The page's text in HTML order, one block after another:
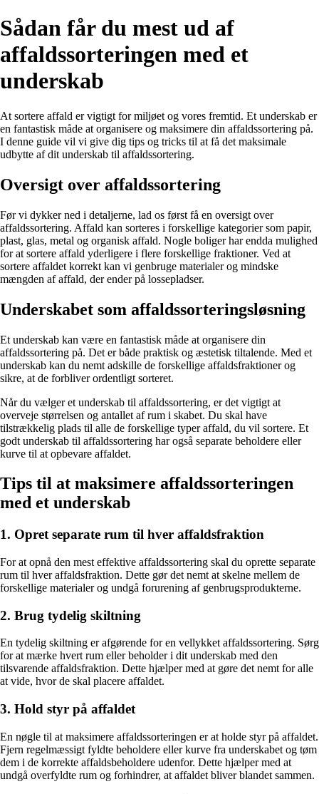
Sådan får du mest ud af
affaldssorteringen med et
underskab
At sortere affald er vigtigt for miljøet og vores fremtid. Et underskab er
en fantastisk måde at organisere og maksimere din affaldssortering på.
I denne guide vil vi give dig tips og tricks til at få det maksimale
udbytte af dit underskab til affaldssortering.
Oversigt over affaldssortering
Før vi dykker ned i detaljerne, lad os først få en oversigt over
affaldssortering. Affald kan sorteres i forskellige kategorier som papir,
plast, glas, metal og organisk affald. Nogle boliger har endda mulighed
for at sortere affald yderligere i flere forskellige fraktioner. Ved at
sortere affaldet korrekt kan vi genbruge materialer og mindske
mængden af affald, der ender på lossepladser.
Underskabet som affaldssorteringsløsning
Et underskab kan være en fantastisk måde at organisere din
affaldssortering på. Det er både praktisk og æstetisk tiltalende. Med et
underskab kan du nemt adskille de forskellige affaldsfraktioner og
sikre, at de forbliver ordentligt sorteret.
Når du vælger et underskab til affaldssortering, er det vigtigt at
overveje størrelsen og antallet af rum i skabet. Du skal have
tilstrækkelig plads til alle de forskellige typer affald, du vil sortere. Et
godt underskab til affaldssortering har også separate beholdere eller
kurve til at opbevare affaldet.
Tips til at maksimere affaldssorteringen
med et underskab
1. Opret separate rum til hver affaldsfraktion
For at opnå den mest effektive affaldssortering skal du oprette separate
rum til hver affaldsfraktion. Dette gør det nemt at skelne mellem de
forskellige materialer og undgå forurening af genbrugsprodukterne.
2. Brug tydelig skiltning
En tydelig skiltning er afgørende for en vellykket affaldssortering. Sørg
for at mærke hvert rum eller beholder i dit underskab med den
tilsvarende affaldsfraktion. Dette hjælper med at gøre det nemt for alle
at vide, hvor de skal placere affaldet.
3. Hold styr på affaldet
En nøgle til at maksimere affaldssorteringen er at holde styr på affaldet.
Fjern regelmæssigt fyldte beholdere eller kurve fra underskabet og tøm
dem i de korrekte affaldsbeholdere udenfor. Dette hjælper med at
undgå overfyldte rum og forhindrer, at affaldet bliver blandet sammen.